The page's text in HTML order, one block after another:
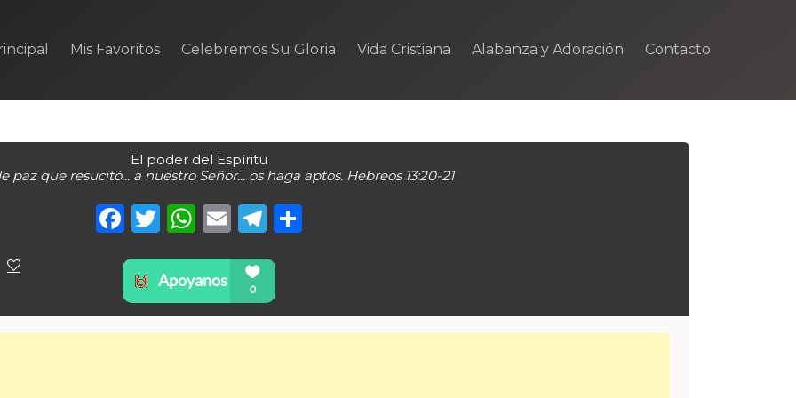
Mis Favoritos Celebremos Su Gloria Vida Cristiana Alabanza y Adoración Contacto
El poder del Espíritu
paz que resucitó... a nuestro Señor... os haga aptos. Hebreos 13:20-21
Facebook
Twitter
WhatsApp
EmailTelegram